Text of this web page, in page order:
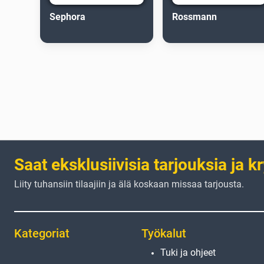
Sephora Rossmann
Saat eksklusiivisia tarjouksia ja
Liity tuhansiin tilaajiin ja älä koskaan missaa tarjousta.
Kategoriat Työkalut
Tuki ja ohjeet